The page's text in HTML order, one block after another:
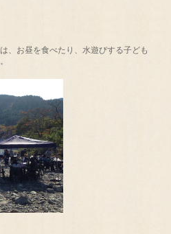
、お昼を食べたり、水遊びする子ども